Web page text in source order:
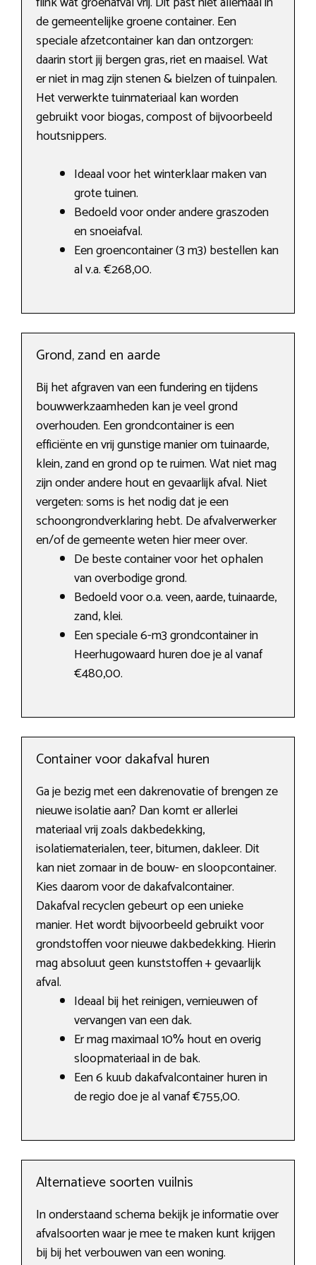
de gemeentelijke groene container. Een
speciale afzetcontainer kan dan ontzorgen:
daarin stort jij bergen gras, riet en maaisel. Wat
er niet in mag zijn stenen & bielzen of tuinpalen.
Het verwerkte tuinmateriaal kan worden
gebruikt voor biogas, compost of bijvoorbeeld
houtsnippers.
Ideaal voor het winterklaar maken van
grote tuinen.
Bedoeld voor onder andere graszoden
en snoeiafval.
Een groencontainer (3 m3) bestellen kan
al v.a. €268,00.
Grond, zand en aarde
Bij het afgraven van een fundering en tijdens
bouwwerkzaamheden kan je veel grond
overhouden. Een grondcontainer is een
efficiënte en vrij gunstige manier om tuinaarde,
klein, zand en grond op te ruimen. Wat niet mag
zijn onder andere hout en gevaarlijk afval. Niet
vergeten: soms is het nodig dat je een
schoongrondverklaring hebt. De afvalverwerker
en/of de gemeente weten hier meer over.
De beste container voor het ophalen
van overbodige grond.
Bedoeld voor o.a. veen, aarde, tuinaarde,
zand, klei.
Een speciale 6-m3 grondcontainer in
Heerhugowaard huren doe je al vanaf
€480,00.
Container voor dakafval huren
Ga je bezig met een dakrenovatie of brengen ze
nieuwe isolatie aan? Dan komt er allerlei
materiaal vrij zoals dakbedekking,
isolatiematerialen, teer, bitumen, dakleer. Dit
kan niet zomaar in de bouw- en sloopcontainer.
Kies daarom voor de dakafvalcontainer.
Dakafval recyclen gebeurt op een unieke
manier. Het wordt bijvoorbeeld gebruikt voor
grondstoffen voor nieuwe dakbedekking. Hierin
mag absoluut geen kunststoffen + gevaarlijk
afval.
Ideaal bij het reinigen, vernieuwen of
vervangen van een dak.
Er mag maximaal 10% hout en overig
sloopmateriaal in de bak.
Een 6 kuub dakafvalcontainer huren in
de regio doe je al vanaf €755,00.
Alternatieve soorten vuilnis
In onderstaand schema bekijk je informatie over
afvalsoorten waar je mee te maken kunt krijgen
bij bij het verbouwen van een woning.